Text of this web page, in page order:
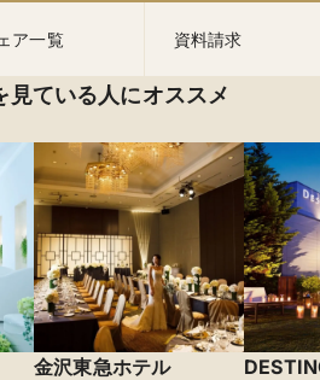
ア一覧 資料請求
見ている人にオススメ
金沢東急ホテル